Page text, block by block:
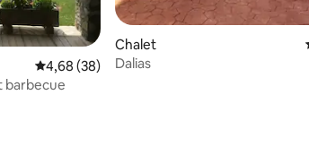
commentaires : 4,9 sur 5
Évaluation moyenne sur la base de 38
4,68 (38)
barbecue
Chalet
Dalias